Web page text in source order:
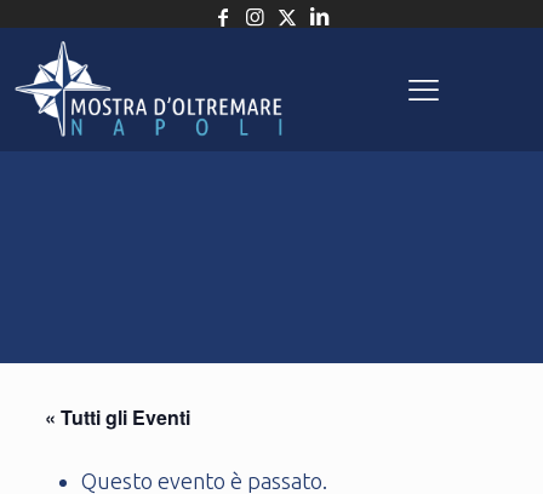
« Tutti gli Eventi
Questo evento è passato.